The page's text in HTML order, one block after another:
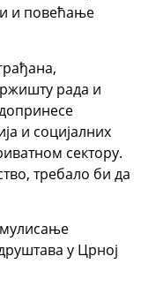
и повећање
рада и
и социјалних
сектору.
требало би да
у Црној